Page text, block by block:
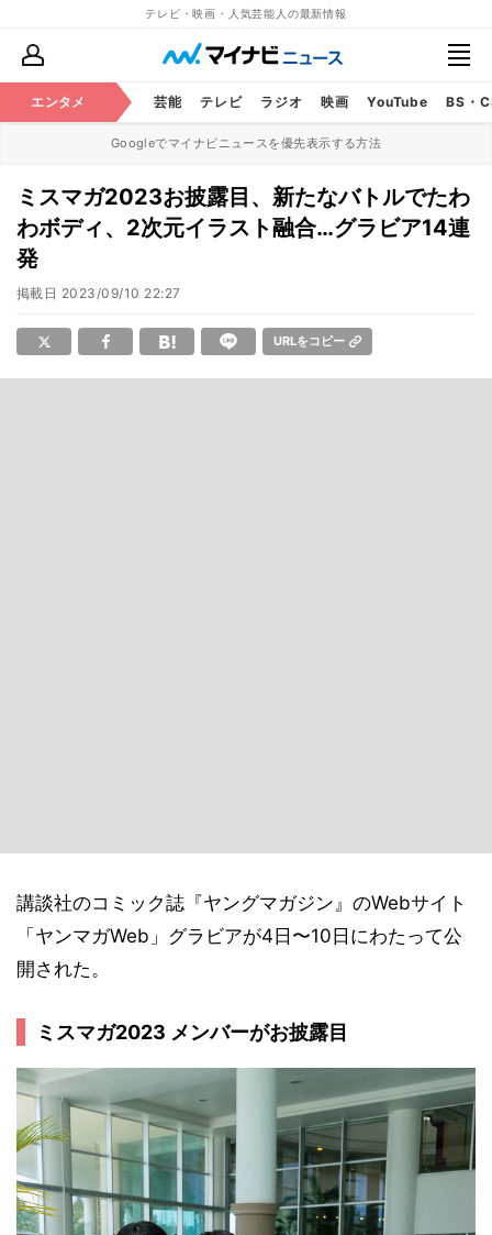
テレビ・映画・人気芸能人の最新情報
エンタメ 芸能 テレビ ラジオ 映画 YouTube BS・
Googleでマイナビニュースを優先表示する方法
ミスマガ2023お披露目、新たなバトルでたわ
わボディ、2次元イラスト融合…グラビア14連
発
掲載日 2023/09/10 22:27
URLをコピー
講談社のコミック誌『ヤングマガジン』のWebサイト
「ヤンマガWeb」グラビアが4日〜10日にわたって公
開された。
ミスマガ2023 メンバーがお披露目